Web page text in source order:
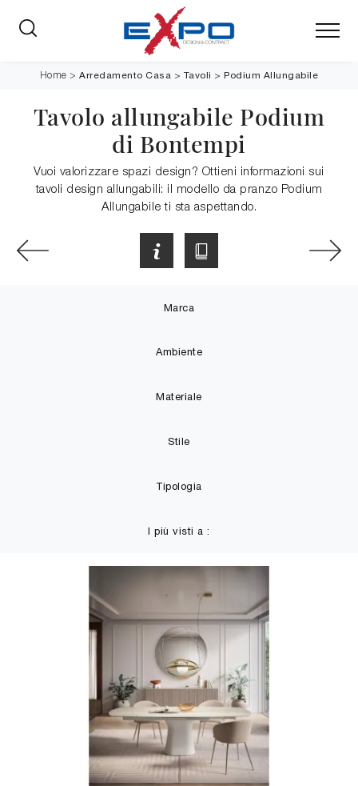
Home >Arredamento Casa > Tavoli >Podium Allungabile
Tavolo allungabile Podium
di Bontempi
Vuoi valorizzare spazi design? Ottieni informazioni sui
tavoli design allungabili: il modello da pranzo Podium
Allungabile ti sta aspettando.
Marca
Ambiente
Materiale
Stile
Tipologia
I più visti a :